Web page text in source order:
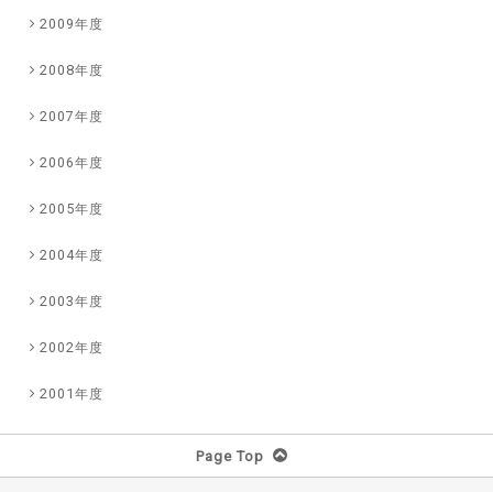
2009年度
2008年度
2007年度
2006年度
2005年度
2004年度
2003年度
2002年度
2001年度
Page Top